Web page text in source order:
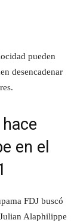
pueden
desencadenar
en el
FDJ buscó
Alaphilippe